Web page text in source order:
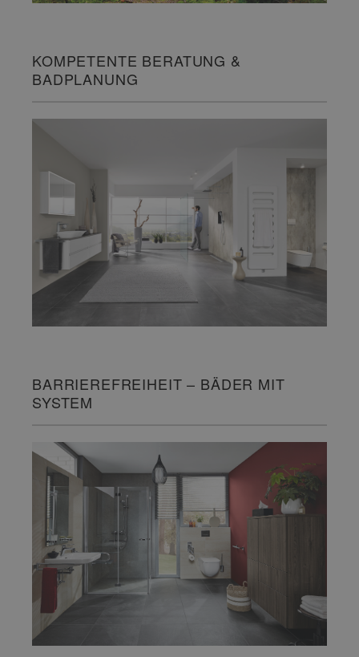
KOMPETENTE BERATUNG &
BADPLANUNG
BARRIEREFREIHEIT – BÄDER MIT
SYSTEM